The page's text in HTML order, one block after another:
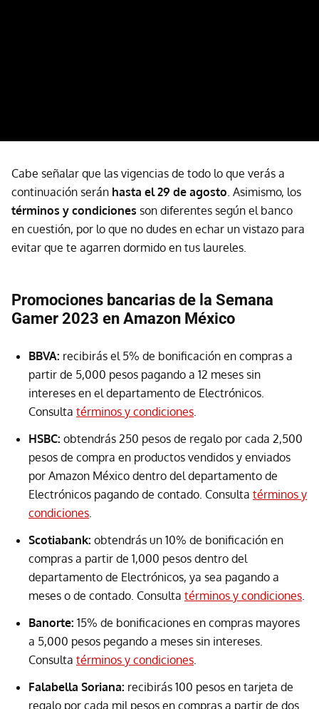
Cabe señalar que las vigencias de todo lo que verás a
continuación serán hasta el 29 de agosto. Asimismo, los
términos y condiciones son diferentes según el banco
en cuestión, por lo que no dudes en echar un vistazo para
evitar que te agarren dormido en tus laureles.
Promociones bancarias de la Semana
Gamer 2023 en Amazon México
BBVA: recibirás el 5% de bonificación en compras a
partir de 5,000 pesos pagando a 12 meses sin
intereses en el departamento de Electrónicos.
Consulta términos y condiciones.
HSBC: obtendrás 250 pesos de regalo por cada 2,500
pesos de compra en productos vendidos y enviados
por Amazon México dentro del departamento de
Electrónicos pagando de contado. Consulta términos y
condiciones.
Scotiabank: obtendrás un 10% de bonificación en
compras a partir de 1,000 pesos dentro del
departamento de Electrónicos, ya sea pagando a
meses o de contado. Consulta términos y condiciones.
Banorte: 15% de bonificaciones en compras mayores
a 5,000 pesos pegando a meses sin intereses.
Consulta términos y condiciones.
Falabella Soriana: recibirás 100 pesos en tarjeta de
regalo por cada mil pesos en compras a partir de dos